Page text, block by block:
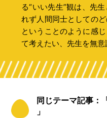
る“いい先生”観は、先
れず人間同士としての
ということのように感
て考えたい、先生を無
同じテーマ記事：
」